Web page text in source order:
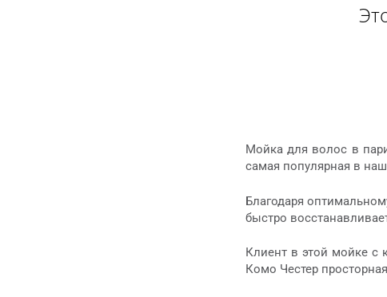
Мойка для волос в
самая популярная в
Благодаря
быстро
Клиент в этой мойке с
Комо Честер